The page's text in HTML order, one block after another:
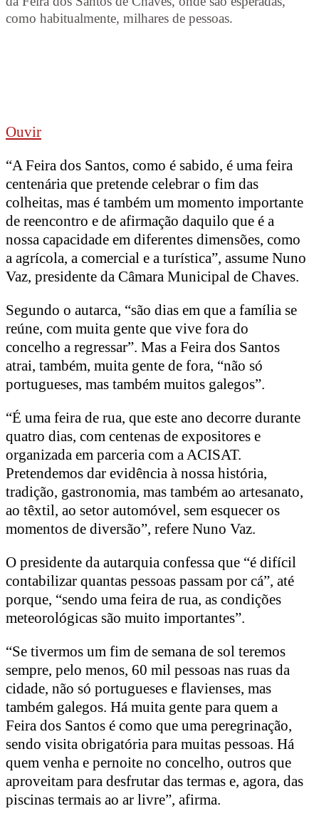
como habitualmente, milhares de pessoas.
Ouvir
“A Feira dos Santos, como é sabido, é uma feira
centenária que pretende celebrar o fim das
colheitas, mas é também um momento importante
de reencontro e de afirmação daquilo que é a
nossa capacidade em diferentes dimensões, como
a agrícola, a comercial e a turística”, assume Nuno
Vaz, presidente da Câmara Municipal de Chaves.
Segundo o autarca, “são dias em que a família se
reúne, com muita gente que vive fora do
concelho a regressar”. Mas a Feira dos Santos
atrai, também, muita gente de fora, “não só
portugueses, mas também muitos galegos”.
“É uma feira de rua, que este ano decorre durante
quatro dias, com centenas de expositores e
organizada em parceria com a ACISAT.
Pretendemos dar evidência à nossa história,
tradição, gastronomia, mas também ao artesanato,
ao têxtil, ao setor automóvel, sem esquecer os
momentos de diversão”, refere Nuno Vaz.
O presidente da autarquia confessa que “é difícil
contabilizar quantas pessoas passam por cá”, até
porque, “sendo uma feira de rua, as condições
meteorológicas são muito importantes”.
“Se tivermos um fim de semana de sol teremos
sempre, pelo menos, 60 mil pessoas nas ruas da
cidade, não só portugueses e flavienses, mas
também galegos. Há muita gente para quem a
Feira dos Santos é como que uma peregrinação,
sendo visita obrigatória para muitas pessoas. Há
quem venha e pernoite no concelho, outros que
aproveitam para desfrutar das termas e, agora, das
piscinas termais ao ar livre”, afirma.